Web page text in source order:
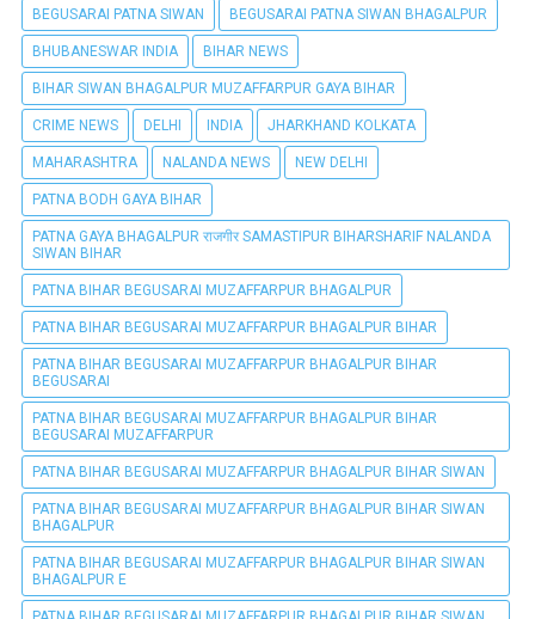
BEGUSARAI PATNA SIWAN BEGUSARAI PATNA SIWAN BHAGALPUR
BHUBANESWAR INDIA BIHAR NEWS
BIHAR SIWAN BHAGALPUR MUZAFFARPUR GAYA BIHAR
CRIME NEWS DELHI INDIA JHARKHAND KOLKATA
MAHARASHTRA NALANDA NEWS NEW DELHI
PATNA BODH GAYA BIHAR
PATNA GAYA BHAGALPUR राजगीर SAMASTIPUR BIHARSHARIF NALANDA
SIWAN BIHAR
PATNA BIHAR BEGUSARAI MUZAFFARPUR BHAGALPUR
PATNA BIHAR BEGUSARAI MUZAFFARPUR BHAGALPUR BIHAR
PATNA BIHAR BEGUSARAI MUZAFFARPUR BHAGALPUR BIHAR
BEGUSARAI
PATNA BIHAR BEGUSARAI MUZAFFARPUR BHAGALPUR BIHAR
BEGUSARAI MUZAFFARPUR
PATNA BIHAR BEGUSARAI MUZAFFARPUR BHAGALPUR BIHAR SIWAN
PATNA BIHAR BEGUSARAI MUZAFFARPUR BHAGALPUR BIHAR SIWAN
BHAGALPUR
PATNA BIHAR BEGUSARAI MUZAFFARPUR BHAGALPUR BIHAR SIWAN
BHAGALPUR E